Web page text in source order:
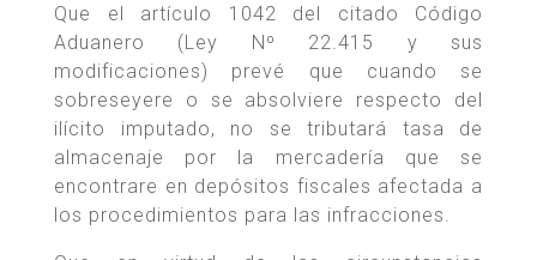
Que el artículo 1042 del citado Código
Aduanero (Ley Nº 22.415 y sus
modificaciones) prevé que cuando se
sobreseyere o se absolviere respecto del
ilícito imputado, no se tributará tasa de
almacenaje por la mercadería que se
encontrare en depósitos fiscales afectada a
los procedimientos para las infracciones.